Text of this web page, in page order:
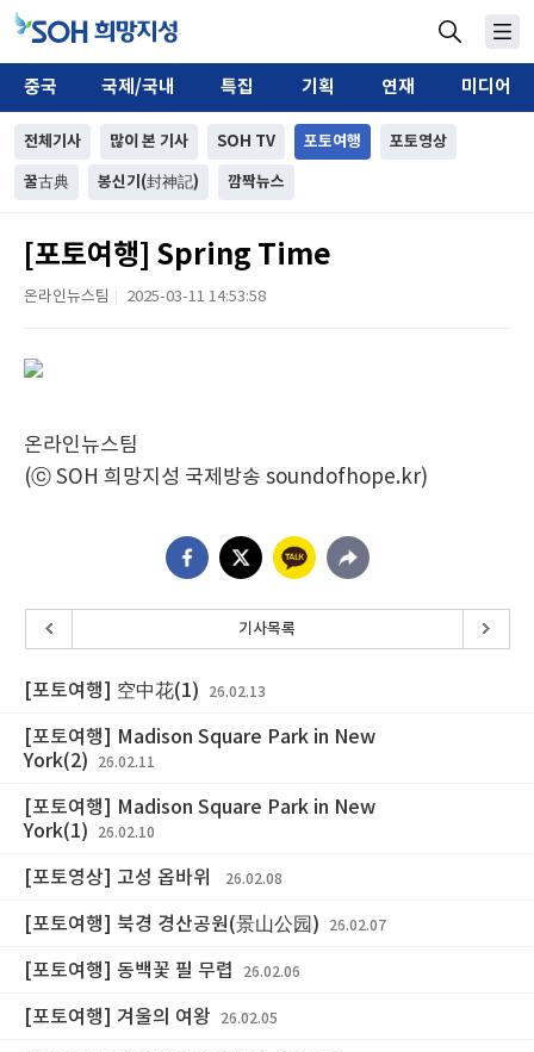
중국 국제/국내 특집 기획 연재 미디어
전체기사 많이 본 기사 SOH TV 포토여행 포토영상
꿀古典 봉신기(封神記) 깜짝뉴스
[포토여행] Spring Time
온라인뉴스팀 2025-03-11 14:53:58
온라인뉴스팀
(ⓒ SOH 희망지성 국제방송 soundofhope.kr)
기사목록
[포토여행] 空中花(1) 26.02.13
[포토여행] Madison Square Park in New
York(2)
26.02.11
[포토여행] Madison Square Park in New
York(1)
26.02.10
[포토영상] 고성 옵바위 26.02.08
[포토여행] 북경 경산공원(景山公园) 26.02.07
[포토여행] 동백꽃 필 무렵 26.02.06
[포토여행] 겨울의 여왕 26.02.05